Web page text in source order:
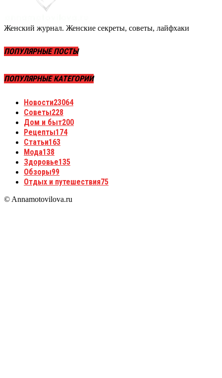
Женский журнал. Женские секреты, советы, лайфхаки
ПОПУЛЯРНЫЕ ПОСТЫ
ПОПУЛЯРНЫЕ КАТЕГОРИИ
Новости23064
Советы228
Дом и быт200
Рецепты174
Статьи163
Мода138
Здоровье135
Обзоры99
Отдых и путешествия75
© Annamotovilova.ru